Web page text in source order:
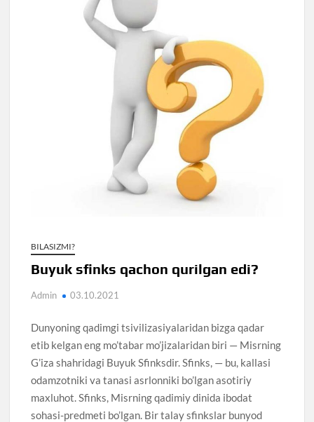
BILASIZMI?
Buyuk sfinks qachon qurilgan edi?
Admin 03.10.2021
Dunyoning qadimgi tsivilizasiyalaridan bizga qadar
etib kelgan eng mo’tabar mo’jizalaridan biri — Misrning
G’iza shahridagi Buyuk Sfinksdir. Sfinks, — bu, kallasi
odamzotniki va tanasi asrlonniki bo’lgan asotiriy
maxluhot. Sfinks, Misrning qadimiy dinida ibodat
sohasi-predmeti bo’lgan. Bir talay sfinkslar bunyod